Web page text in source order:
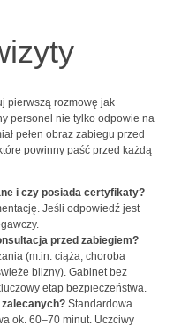
pierwszą rozmowę jak
personel nie tylko odpowie na
pełen obraz zabiegu przed
powinny paść przed każdą
i czy posiada certyfikaty?
Jeśli odpowiedź jest
przed zabiegiem?
(m.in. ciąża, choroba
blizny). Gabinet bez
etap bezpieczeństwa.
Standardowa
ok. 60–70 minut. Uczciwy